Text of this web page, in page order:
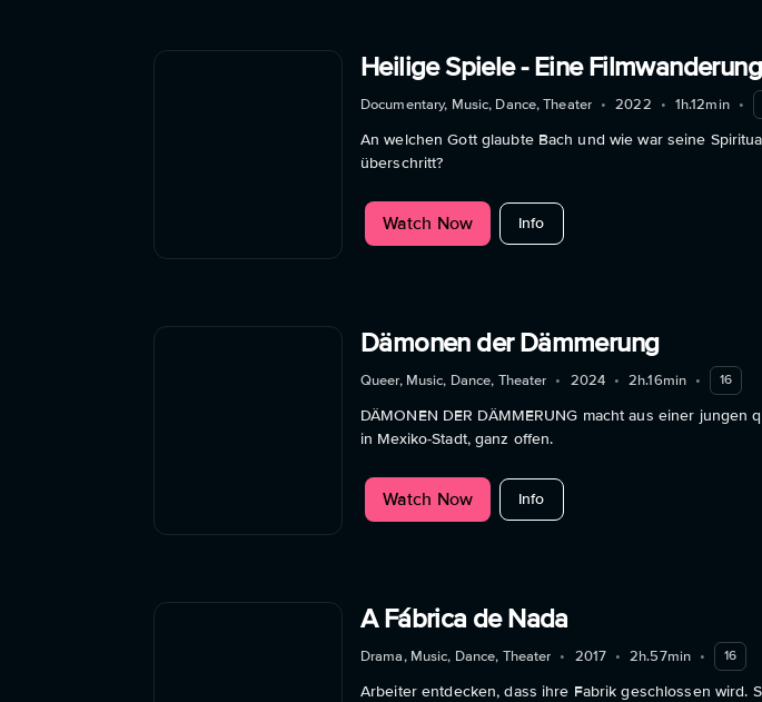
Heilige Spiele - Eine
Documentary, Music, Dance, Theater • 2022 • 1h.12min •
An welchen Gott glaubte Bach und wie war seine
überschritt?
Watch Now Infoabout Heilige Spiele - Eine
Dämonen der Dämmerung
Queer, Music, Dance, Theater • 2024 • 2h.16min • 16
DÄMONEN DER DÄMMERUNG macht aus einer
in Mexiko-Stadt, ganz offen.
Watch Now Infoabout Dämonen der
A Fábrica de Nada
Drama, Music, Dance, Theater • 2017 • 2h.57min • 16
Arbeiter entdecken, dass ihre Fabrik geschlossen wird.